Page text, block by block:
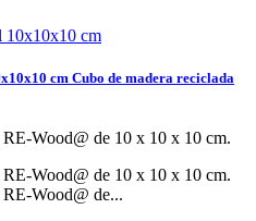
cmCubo de madera reciclada
Wood@ de 10 x 10 x 10 cm.
Wood@ de 10 x 10 x 10 cm.
Wood@ de...